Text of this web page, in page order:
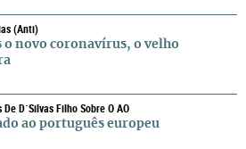
(anti)
o novo coronavírus, o velho
D´Silvas Filho Sobre O AO
ao português europeu